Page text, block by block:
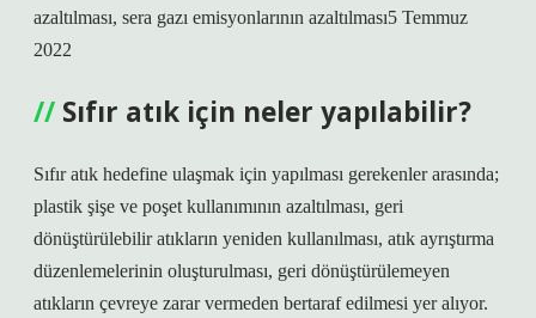
azaltılması, sera gazı emisyonlarının azaltılması5 Temmuz
2022
Sıfır atık için neler yapılabilir?
Sıfır atık hedefine ulaşmak için yapılması gerekenler arasında;
plastik şişe ve poşet kullanımının azaltılması, geri
dönüştürülebilir atıkların yeniden kullanılması, atık ayrıştırma
düzenlemelerinin oluşturulması, geri dönüştürülemeyen
atıkların çevreye zarar vermeden bertaraf edilmesi yer alıyor.